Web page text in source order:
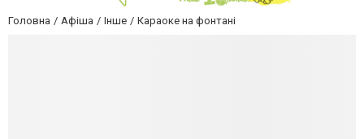
Головна Афіша Інше Караоке на фонтані